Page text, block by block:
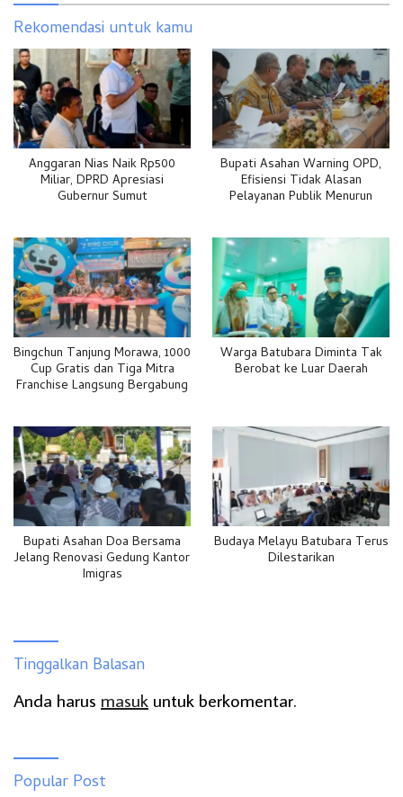
Rekomendasi untuk kamu
Anggaran Nias Naik Rp500
Miliar, DPRD Apresiasi
Gubernur Sumut
Bupati Asahan Warning OPD,
Efisiensi Tidak Alasan
Pelayanan Publik Menurun
Bingchun Tanjung Morawa, 1000
Cup Gratis dan Tiga Mitra
Franchise Langsung Bergabung
Warga Batubara Diminta Tak
Berobat ke Luar Daerah
Bupati Asahan Doa Bersama
Jelang Renovasi Gedung Kantor
Imigras
Budaya Melayu Batubara Terus
Dilestarikan
Tinggalkan Balasan
Anda harus masuk untuk berkomentar.
Popular Post